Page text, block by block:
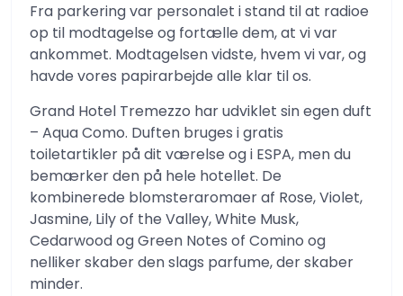
Fra parkering var personalet i stand til at radioe
op til modtagelse og fortælle dem, at vi var
ankommet. Modtagelsen vidste, hvem vi var, og
havde vores papirarbejde alle klar til os.
Grand Hotel Tremezzo har udviklet sin egen duft
– Aqua Como. Duften bruges i gratis
toiletartikler på dit værelse og i ESPA, men du
bemærker den på hele hotellet. De
kombinerede blomsteraromaer af Rose, Violet,
Jasmine, Lily of the Valley, White Musk,
Cedarwood og Green Notes of Comino og
nelliker skaber den slags parfume, der skaber
minder.